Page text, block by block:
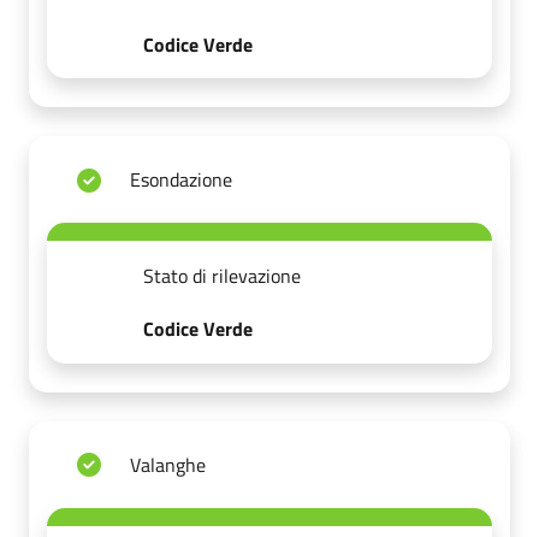
Codice Verde
Esondazione
Stato di rilevazione
Codice Verde
Valanghe